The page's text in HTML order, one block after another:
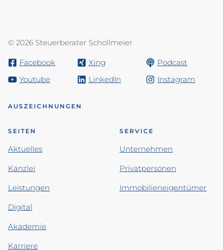
© 2026 Steuerberater Schollmeier
Facebook Xing
Podcast
Youtube
LinkedIn Instagram
AUSZEICHNUNGEN
SEITEN
Aktuelles
Kanzlei
Leistungen
Digital
Akademie
Karriere
SERVICE
Unternehmen
Privatpersonen
Immobilieneigentümer